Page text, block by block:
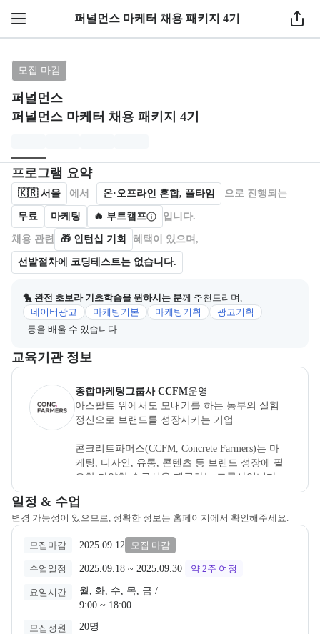
퍼널먼스 마케터 채용 패키지 4기
모집 마감
퍼널먼스
퍼널먼스 마케터 채용 패키지 4기
브랜드: 퍼널먼스, 과정명: 퍼널먼스 마케터 채용 패키
모집개요
프로그램 요약
캠프를 운영하거나 참여하는 회사 정보를 카드 형태로 제공한다.
🇰🇷 서울 에서 온·오프라인 혼합, 풀타임 으로 진행되는
무료 마케팅 🔥 부트캠프 입니다.
채용 관련 🎁 인턴십 기회 혜택이 있으며,
선발절차에 코딩테스트는 없습니다.
🐤 완전 초보라 기초학습을 원하시는 분께 추천드리며,
네이버광고
마케팅기본 마케팅기획
광고기획
등을 배울 수 있습니다.
이 섹션에서는 부트캠프를 운영하거나 주관하는 회사의 정보를 카드
교육기관 정보
콘크리트파머스 은(는) 본 부트캠프의운영
종합마케팅그룹사 CCFM운영
아스팔트 위에서도 모내기를 하는 농부의 실험
정신으로 브랜드를 성장시키는 기업
콘크리트파머스(CCFM, Concrete Farmers)는 마
케팅, 디자인, 유통, 콘텐츠 등 브랜드 성장에 필
요한 다양한 솔루션을 제공하는 그룹사입니다.
세계 최초로 '마케팅 구독 서비스'를 선보이며,
유통, 숏폼, 디자인 등의 세분화된 구독 서비스를
통해 광고주들이 마케팅 비용을 절감하고 효율
적인 마케팅을 할 수 있도록 돕습니다.
일정 & 수업
변경 가능성이 있으므로, 정확한 정보는 홈페이지에서 확인해주세요.
교육과정 일정과 모집 상태에 따른 안내를 제공한다.
모집마감 2025.09.12 모집 마감
수업일정 2025.09.18 ~ 2025.09.30 약 2주 여정
요일시간
월, 화, 수, 목, 금 /
9:00 ~ 18:00
모집정원 20명